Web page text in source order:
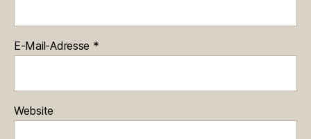
E-Mail-Adresse *
Website